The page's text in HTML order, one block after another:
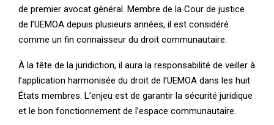
de premier avocat général. Membre de la Cour de justice
de l’UEMOA depuis plusieurs années, il est considéré
comme un fin connaisseur du droit communautaire.
À la tête de la juridiction, il aura la responsabilité de veiller à
l’application harmonisée du droit de l’UEMOA dans les huit
États membres. L’enjeu est de garantir la sécurité juridique
et le bon fonctionnement de l’espace communautaire.